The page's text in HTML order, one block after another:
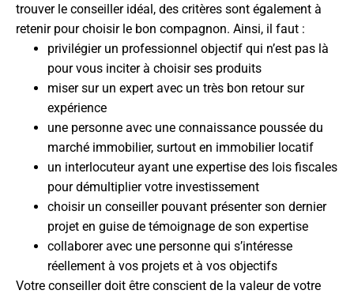
trouver le conseiller idéal, des critères sont également à
retenir pour choisir le bon compagnon. Ainsi, il faut :
privilégier un professionnel objectif qui n’est pas là
pour vous inciter à choisir ses produits
miser sur un expert avec un très bon retour sur
expérience
une personne avec une connaissance poussée du
marché immobilier, surtout en immobilier locatif
un interlocuteur ayant une expertise des lois fiscales
pour démultiplier votre investissement
choisir un conseiller pouvant présenter son dernier
projet en guise de témoignage de son expertise
collaborer avec une personne qui s’intéresse
réellement à vos projets et à vos objectifs
Votre conseiller doit être conscient de la valeur de votre